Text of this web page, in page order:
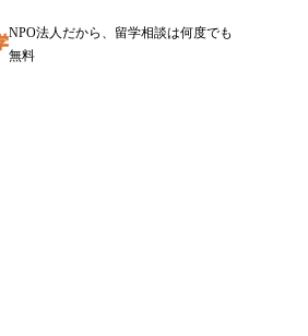
NPO法人だから、留学相談は何度でも
無料